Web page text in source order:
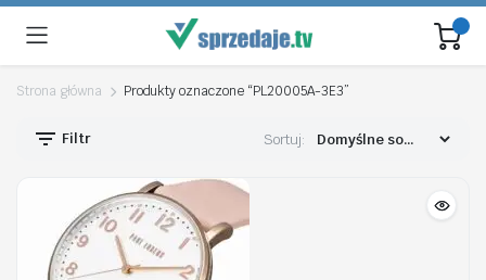
Strona główna Produkty oznaczone “PL20005A-3E3”
Filtr Sortuj: